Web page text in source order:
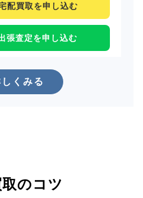
配買取を申し込む
張査定を申し込む
くみる
のコツ